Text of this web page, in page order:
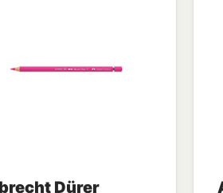
Dürer